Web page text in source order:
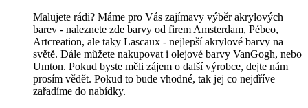
Malujete rádi? Máme pro Vás zajímavy výběr akrylových
barev - naleznete zde barvy od firem Amsterdam, Pébeo,
Artcreation, ale taky Lascaux - nejlepší akrylové barvy na
světě. Dále můžete nakupovat i olejové barvy VanGogh, nebo
Umton. Pokud byste měli zájem o další výrobce, dejte nám
prosím vědět. Pokud to bude vhodné, tak jej co nejdříve
zařadíme do nabídky.